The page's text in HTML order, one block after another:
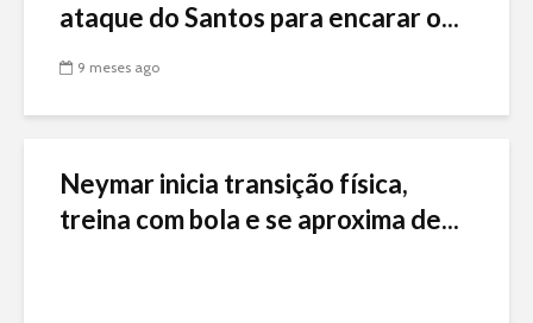
ataque do Santos para encarar o...
9 meses ago
Neymar inicia transição física,
treina com bola e se aproxima de...